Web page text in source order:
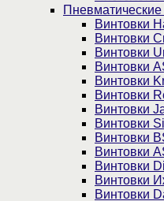
Винтовки
Винтовки
Винтовки
Винтовки
Винтовки
Винтовки
Винтовки
Винтовки
Винтовки
Винтовки
Винтовки
Винтовки
Винтовки